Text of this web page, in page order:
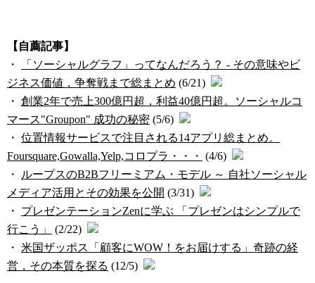
【自薦記事】
・
「ソーシャルグラフ」ってなんだろう？ - その意味やビ
ジネス価値，争奪戦まで総まとめ (6/21)
・ 創業2年で売上300億円超，利益40億円超。ソーシャルコ
マース"Groupon" 成功の秘密 (5/6)
・ 位置情報サービスで注目される14アプリ総まとめ。
Foursquare,Gowalla,Yelp,コロプラ・・・ (4/6)
・
ループスのB2Bフリーミアム・モデル ～ 自社ソーシャル
メディア活用とその効果を公開 (3/31)
・ プレゼンテーションZenに学ぶ 「プレゼンはシンプルで
行こう」
(2/22)
・ 米国ザッポス「顧客にWOW！をお届けする」奇跡の経
営，その本質を探る (12/5)